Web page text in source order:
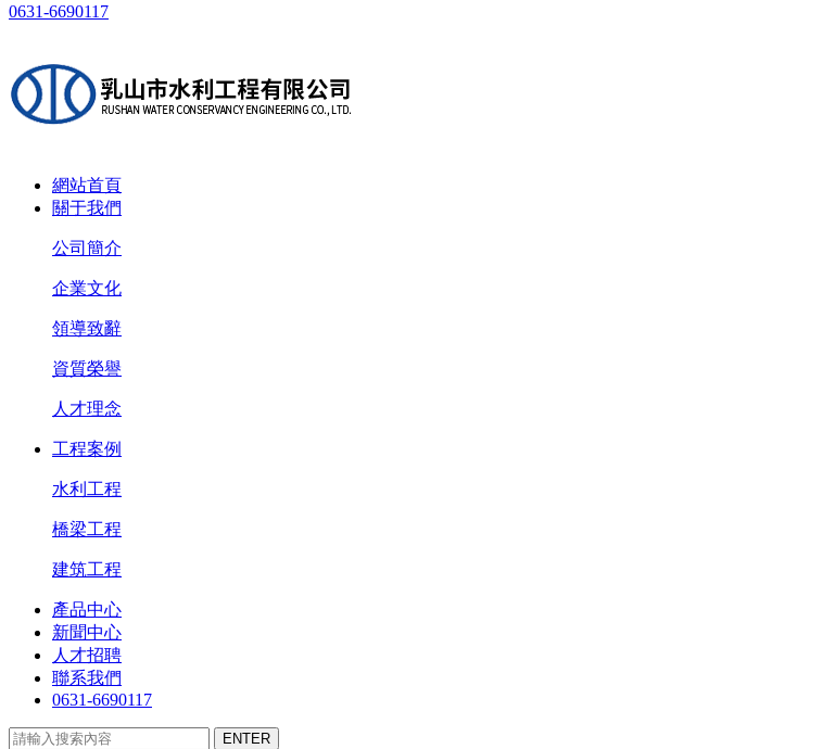
0631-6690117
網站首頁
關于我們
公司簡介
企業文化
領導致辭
資質榮譽
人才理念
工程案例
水利工程
橋梁工程
建筑工程
產品中心
新聞中心
人才招聘
聯系我們
0631-6690117